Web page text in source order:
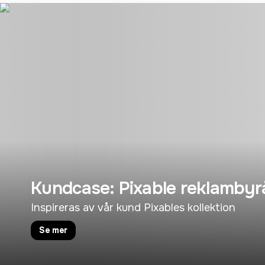
Kundcase: Pixable
Inspireras av vår kund Pixables kollektion
Se mer